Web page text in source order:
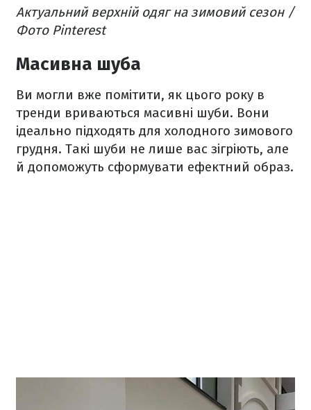
Актуальний верхній одяг на зимовий сезон /
Фото Pinterest
Масивна шуба
Ви могли вже помітити, як цього року в
тренди вриваються масивні шуби. Вони
ідеально підходять для холодного зимового
грудня. Такі шуби не лише вас зігріють, але
й допоможуть сформувати ефектний образ.